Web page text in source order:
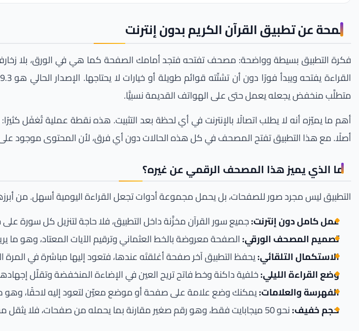
لمحة عن تطبيق القرآن الكريم بدون إنترنت
فكرة التطبيق بسيطة وواضحة: مصحف تفتحه فتجد أمامك الصفحة كما هي في الورق، بلا
متطلَّب منخفض يجعله يعمل حتى على الهواتف القديمة نسبيًّا.
أهم ما يميّزه أنه لا يطلب اتصالًا بالإنترنت في أي لحظة بعد التثبيت. هذه نقطة عملية
أصلًا. مع هذا التطبيق تفتح المصحف في كل هذه الحالات دون أي فرق، لأن المحتوى موجود على
ما الذي يميز هذا المصحف الرقمي عن غيره؟
التطبيق ليس مجرد صور للصفحات، بل يحمل مجموعة أدوات تجعل القراءة اليومية أسهل. من
عمل كامل دون إنترنت:جميع سور القرآن مخزَّنة داخل التطبيق، فلا حاجة لتنزيل كل سورة
تصميم المصحف الورقي:الصفحة معروضة بالخط العثماني وترقيم الآيات المعتاد، وهو
الاستكمال التلقائي:يحفظ التطبيق آخر صفحة أغلقتَه عندها، فتعود إليها مباشرة في
وضع القراءة الليلي:خلفية داكنة وخط فاتح تريح العين في الإضاءة المنخفضة وتقلّل
الفهرسة والعلامات:يمكنك وضع علامة على صفحة أو موضع معيّن لتعود إليه لاحقًا، وهو
حجم خفيف:نحو 50 ميجابايت فقط، وهو رقم صغير مقارنة بما يحمله من صفحات، فلا يثقل مساحة التخزين.